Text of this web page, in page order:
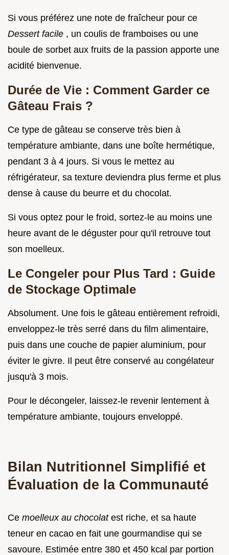
Si vous préférez une note de fraîcheur pour ce
Dessert facile , un coulis de framboises ou une
boule de sorbet aux fruits de la passion apporte une
acidité bienvenue.
Durée de Vie : Comment Garder ce
Gâteau Frais ?
Ce type de gâteau se conserve très bien à
température ambiante, dans une boîte hermétique,
pendant 3 à 4 jours. Si vous le mettez au
réfrigérateur, sa texture deviendra plus ferme et plus
dense à cause du beurre et du chocolat.
Si vous optez pour le froid, sortez-le au moins une
heure avant de le déguster pour qu'il retrouve tout
son moelleux.
Le Congeler pour Plus Tard : Guide
de Stockage Optimale
Absolument. Une fois le gâteau entièrement refroidi,
enveloppez-le très serré dans du film alimentaire,
puis dans une couche de papier aluminium, pour
éviter le givre. Il peut être conservé au congélateur
jusqu'à 3 mois.
Pour le décongeler, laissez-le revenir lentement à
température ambiante, toujours enveloppé.
Bilan Nutritionnel Simplifié et
Évaluation de la Communauté
Ce moelleux au chocolat est riche, et sa haute
teneur en cacao en fait une gourmandise qui se
savoure. Estimée entre 380 et 450 kcal par portion